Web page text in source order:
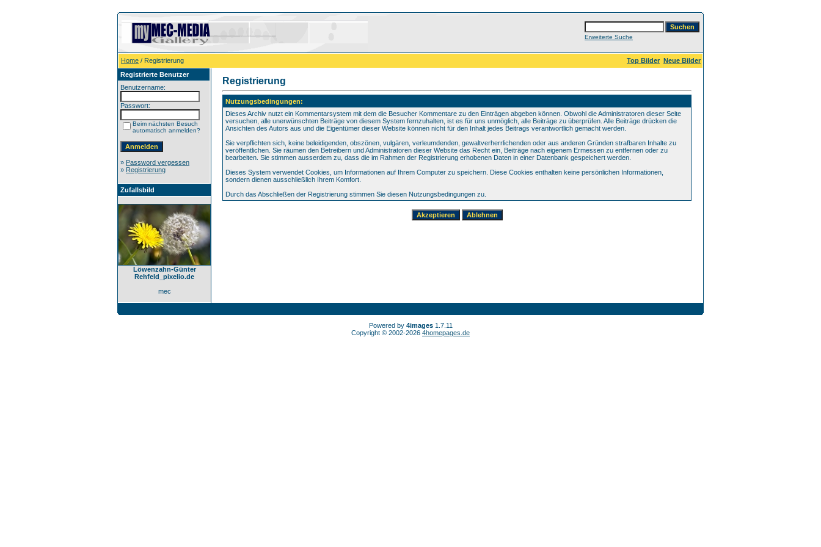
Erweiterte Suche
Home / Registrierung Top Bilder Neue Bilder
Registrierte Benutzer
Benutzername:
Passwort:
Beim nächsten Besuch
automatisch anmelden?
» Password vergessen
» Registrierung
Zufallsbild
Löwenzahn-Günter
Rehfeld_pixelio.de
mec
Registrierung
Nutzungsbedingungen:
Dieses Archiv nutzt ein Kommentarsystem mit dem die Besucher Kommentare zu den Einträgen abgeben können. Obwohl die Administratoren dieser Seite
versuchen, alle unerwünschten Beiträge von diesem System fernzuhalten, ist es für uns unmöglich, alle Beiträge zu überprüfen. Alle Beiträge drücken die
Ansichten des Autors aus und die Eigentümer dieser Website können nicht für den Inhalt jedes Beitrags verantwortlich gemacht werden.
Sie verpflichten sich, keine beleidigenden, obszönen, vulgären, verleumdenden, gewaltverherrlichenden oder aus anderen Gründen strafbaren Inhalte zu
veröffentlichen. Sie räumen den Betreibern und Administratoren dieser Website das Recht ein, Beiträge nach eigenem Ermessen zu entfernen oder zu
bearbeiten. Sie stimmen ausserdem zu, dass die im Rahmen der Registrierung erhobenen Daten in einer Datenbank gespeichert werden.
Dieses System verwendet Cookies, um Informationen auf Ihrem Computer zu speichern. Diese Cookies enthalten keine persönlichen Informationen,
sondern dienen ausschließlich Ihrem Komfort.
Durch das Abschließen der Registrierung stimmen Sie diesen Nutzungsbedingungen zu.
Powered by 4images1.7.11
Copyright © 2002-2026 4homepages.de